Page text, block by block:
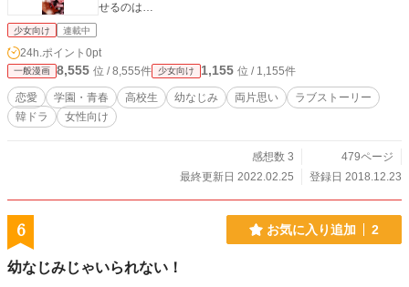
せるのは…
少女向け 連載中
24h.ポイント 0pt
一般漫画 8,555 位 / 8,555件 少女向け 1,155 位 / 1,155件
恋愛 学園・青春 高校生 幼なじみ 両片思い
ラブストーリー
韓ドラ
女性向け
感想数 3
479ページ
最終更新日 2022.02.25
登録日 2018.12.23
6 お気に入り追加 2
幼なじみじゃいられない！